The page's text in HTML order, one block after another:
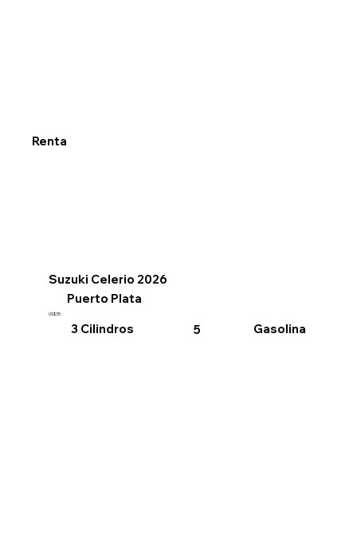
Renta
Suzuki Celerio 2026
Puerto Plata
US$35
3 Cilindros 5 Gasolina